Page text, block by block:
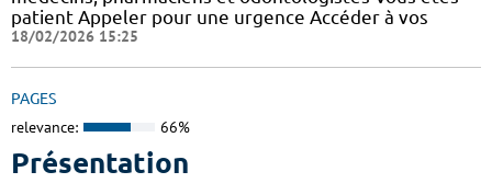
patient Appeler pour une urgence Accéder à vos
18/02/2026 15:25
PAGES
relevance: 66%
Présentation